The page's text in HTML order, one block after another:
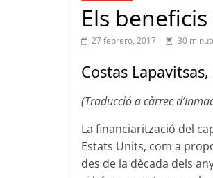
Els
27 febrero, 2017 30
Costas
(Traducció a càrrec
La financiarització del
Estats Units, com a
des de la dècada dels